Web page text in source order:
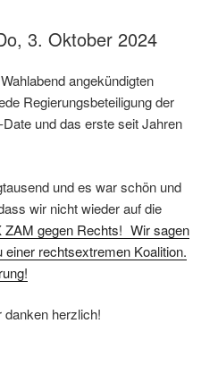
3. Oktober 2024
angekündigten
Regierungsbeteiligung der
und das erste seit Jahren
und es war schön und
wir nicht wieder auf die
ZAM gegen Rechts! Wir sagen
rechtsextremen Koalition.
herzlich!